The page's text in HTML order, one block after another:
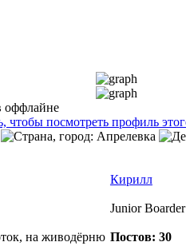
на живодёрню
Кирилл
Junior Boarder
Постов: 30